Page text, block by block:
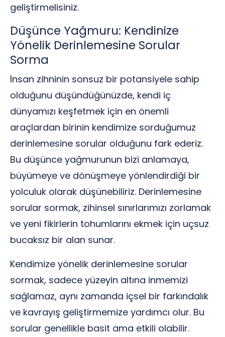
geliştirmelisiniz.
Düşünce Yağmuru: Kendinize
Yönelik Derinlemesine Sorular
Sorma
İnsan zihninin sonsuz bir potansiyele sahip
olduğunu düşündüğünüzde, kendi iç
dünyamızı keşfetmek için en önemli
araçlardan birinin kendimize sorduğumuz
derinlemesine sorular olduğunu fark ederiz.
Bu düşünce yağmurunun bizi anlamaya,
büyümeye ve dönüşmeye yönlendirdiği bir
yolculuk olarak düşünebiliriz. Derinlemesine
sorular sormak, zihinsel sınırlarımızı zorlamak
ve yeni fikirlerin tohumlarını ekmek için uçsuz
bucaksız bir alan sunar.
Kendimize yönelik derinlemesine sorular
sormak, sadece yüzeyin altına inmemizi
sağlamaz, aynı zamanda içsel bir farkındalık
ve kavrayış geliştirmemize yardımcı olur. Bu
sorular genellikle basit ama etkili olabilir.